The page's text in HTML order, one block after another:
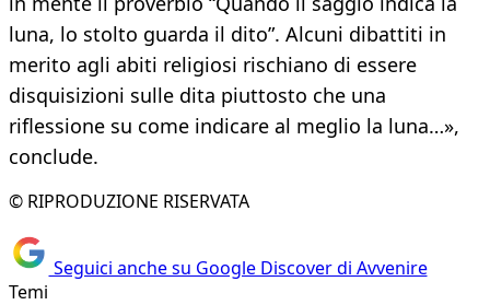
luna, lo stolto guarda il dito”. Alcuni dibattiti in
merito agli abiti religiosi rischiano di essere
disquisizioni sulle dita piuttosto che una
riflessione su come indicare al meglio la luna…»,
conclude.
© RIPRODUZIONE RISERVATA
Seguici anche su Google Discover di Avvenire
Temi